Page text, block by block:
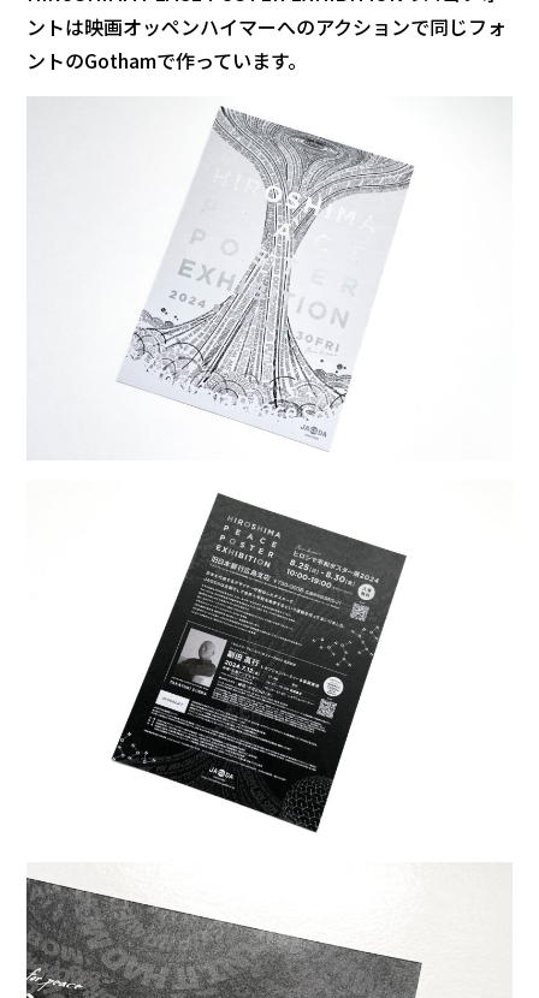
ントは映画オッペンハイマーへのアクションで同じフォ
ントのGothamで作っています。